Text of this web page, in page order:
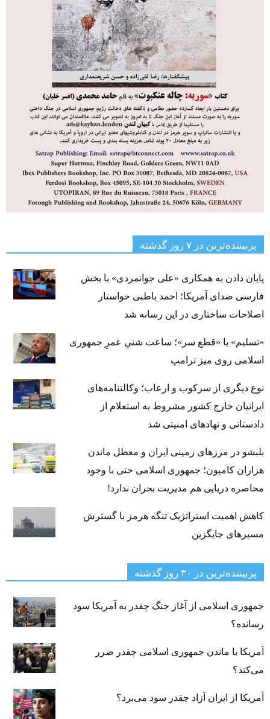
پربیننده‌ترین‌ در ۷ روز گذشته
پایان دادن به همکاری «علی جوانمردی» با بخش
فارسی صدای آمریکا؛ احمد باطبی خواستار
اصلاحات ساختاری در این رسانه شد
«تسلیم» یا «قطع سر»؛ ساعت شنیِ عمرِ جمهوری
اسلامی روی میز ترامپ
نوع دیگری از سرکوب و ارعاب؛ وکالتنامه‌های
ایرانیان خارج کشور مشروط به استعلام از
دادستانی و نهادهای امنیتی شد
بلبشو در مرزهای زمینی ایران و معطل ماندن
هزاران کامیون؛ جمهوری اسلامی حتی با وجود
محاصره دریایی هم مدیریت بحران ندارد!
کاهش اهمیت استراتژیک تنگه‌ هرمز با گسترش
مسیرهای جایگزین
پربیننده‌ترین‌ در ۳۰ روز گذشته
جمهوری اسلامی از آغاز جنگ چقدر به آمریکا سود
رسانده؟
آمریکا با ماندن جمهوری اسلامی چقدر ضرر
می‌کند؟
آمریکا از ایران آزاد چقدر سود می‌برد؟